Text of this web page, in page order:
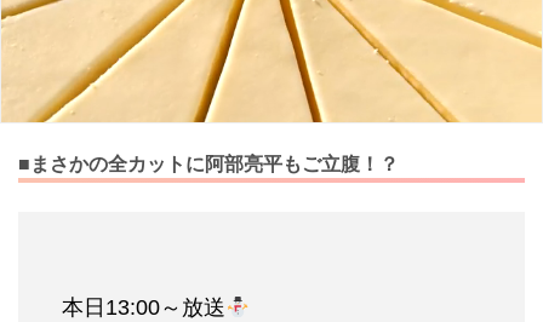
■まさかの全カットに阿部亮平もご立腹！？
本日13:00～放送